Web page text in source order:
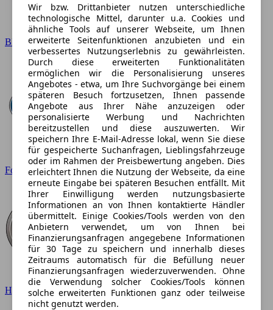
BMW
Ford
Hyundai
Wir bzw. Drittanbieter nutzen unterschiedliche
technologische Mittel, darunter u.a. Cookies und
ähnliche Tools auf unserer Webseite, um Ihnen
erweiterte Seitenfunktionen anzubieten und ein
verbessertes Nutzungserlebnis zu gewährleisten.
Durch diese erweiterten Funktionalitäten
ermöglichen wir die Personalisierung unseres
Angebotes - etwa, um Ihre Suchvorgänge bei einem
späteren Besuch fortzusetzen, Ihnen passende
Angebote aus Ihrer Nähe anzuzeigen oder
personalisierte Werbung und Nachrichten
bereitzustellen und diese auszuwerten. Wir
speichern Ihre E-Mail-Adresse lokal, wenn Sie diese
für gespeicherte Suchanfragen, Lieblingsfahrzeuge
oder im Rahmen der Preisbewertung angeben. Dies
erleichtert Ihnen die Nutzung der Webseite, da eine
erneute Eingabe bei späteren Besuchen entfällt. Mit
Ihrer Einwilligung werden nutzungsbasierte
Informationen an von Ihnen kontaktierte Händler
übermittelt. Einige Cookies/Tools werden von den
Anbietern verwendet, um von Ihnen bei
Finanzierungsanfragen angegebene Informationen
für 30 Tage zu speichern und innerhalb dieses
Zeitraums automatisch für die Befüllung neuer
Finanzierungsanfragen wiederzuverwenden. Ohne
die Verwendung solcher Cookies/Tools können
solche erweiterten Funktionen ganz oder teilweise
nicht genutzt werden.